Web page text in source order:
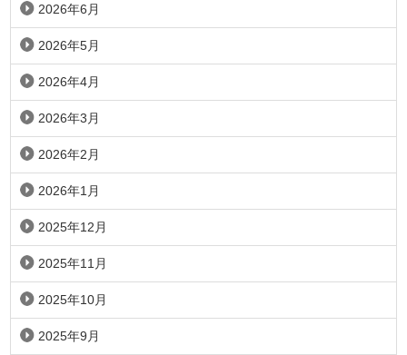
2026年6月
2026年5月
2026年4月
2026年3月
2026年2月
2026年1月
2025年12月
2025年11月
2025年10月
2025年9月